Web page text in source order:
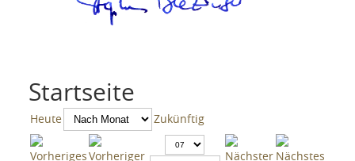
Startseite
Heute Zukünftig